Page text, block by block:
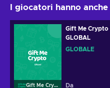
I giocatori hanno
Gift Me Crypto
Gift Me Crypto
GLOBAL
GLOBALE
Da